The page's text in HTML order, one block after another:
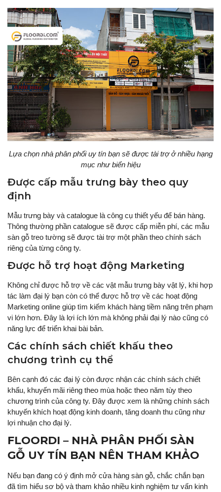
Lựa chọn nhà phân phối uy tín bạn sẽ được tài trợ ở nhiều hạng
mục như biển hiệu
Được cấp mẫu trưng bày theo quy
định
Mẫu trưng bày và catalogue là công cụ thiết yếu để bán hàng.
Thông thường phần catalogue sẽ được cấp miễn phí, các mẫu
sàn gỗ treo tường sẽ được tài trợ một phần theo chính sách
riêng của từng công ty.
Được hỗ trợ hoạt động Marketing
Không chỉ được hỗ trợ về các vật mẫu trưng bày vật lý, khi hợp
tác làm đại lý bạn còn có thể được hỗ trợ về các hoạt động
Marketing online giúp tìm kiếm khách hàng tiềm năng trên phạm
vi lớn hơn. Đây là lợi ích lớn mà không phải đại lý nào cũng có
năng lực để triển khai bài bản.
Các chính sách chiết khấu theo
chương trình cụ thể
Bên cạnh đó các đại lý còn được nhận các chính sách chiết
khấu, khuyến mãi riêng theo mùa hoặc theo năm tùy theo
chương trình của công ty. Đây được xem là những chính sách
khuyến khích hoạt động kinh doanh, tăng doanh thu cũng như
lợi nhuận cho đại lý.
FLOORDI – NHÀ PHÂN PHỐI SÀN
GỖ UY TÍN BẠN NÊN THAM KHẢO
Nếu bạn đang có ý định mở cửa hàng sàn gỗ, chắc chắn bạn
đã tìm hiểu sơ bộ và tham khảo nhiều kinh nghiệm tư vấn kinh